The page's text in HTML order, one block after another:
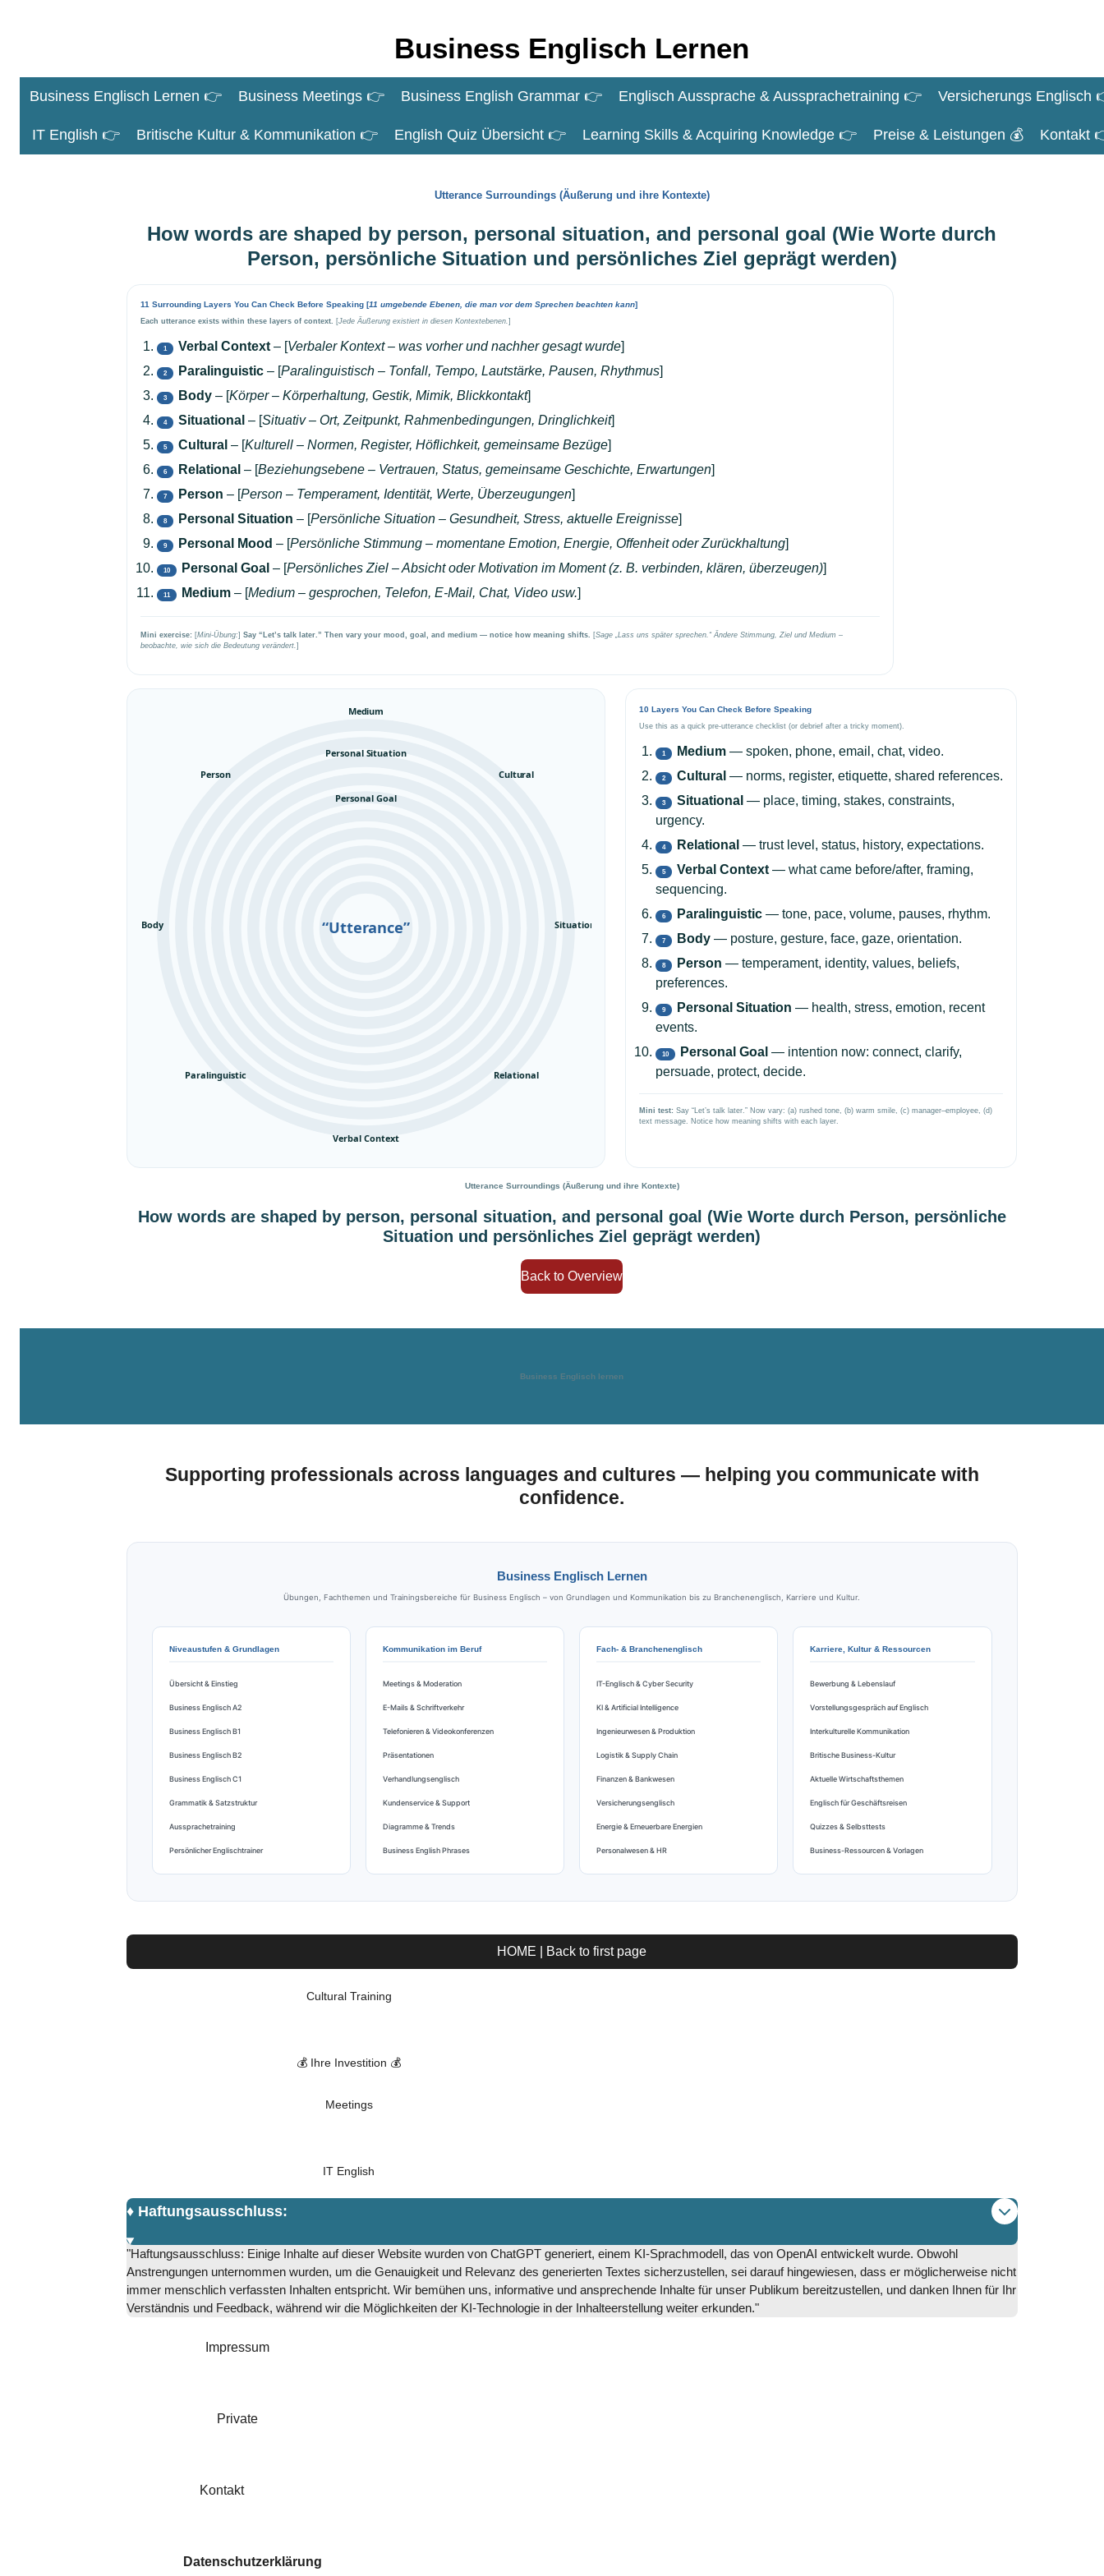
springen
Business Englisch Lernen
Business Englisch Lernen 👉 Business Meetings 👉 Business English Grammar 👉 Englisch Aussprache & Aussprachetraining 👉 Versicherungs Englisch
IT English 👉 Britische Kultur & Kommunikation 👉 English Quiz Übersicht 👉 Learning Skills & Acquiring Knowledge 👉 Preise & Leistungen 💰 Kontakt
Utterance Surroundings (Äußerung und ihre Kontexte)
How words are shaped by person, personal situation, and personal goal (Wie Worte durch
Person, persönliche Situation und persönliches Ziel geprägt werden)
11 Surrounding Layers You Can Check Before Speaking[11 umgebende Ebenen, die man vor dem Sprechen beachten kann]
Each utterance exists within these layers of context. [Jede Äußerung existiert in diesen Kontextebenen.]
1 Verbal Context– [Verbaler Kontext – was vorher und nachher gesagt wurde]
2 Paralinguistic– [Paralinguistisch – Tonfall, Tempo, Lautstärke, Pausen, Rhythmus]
3 Body– [Körper – Körperhaltung, Gestik, Mimik, Blickkontakt]
4 Situational – [Situativ – Ort, Zeitpunkt, Rahmenbedingungen, Dringlichkeit]
5 Cultural – [Kulturell – Normen, Register, Höflichkeit, gemeinsame Bezüge]
6 Relational – [Beziehungsebene – Vertrauen, Status, gemeinsame Geschichte, Erwartungen]
7 Person – [Person – Temperament, Identität, Werte, Überzeugungen]
8 Personal Situation – [Persönliche Situation – Gesundheit, Stress, aktuelle Ereignisse]
9 Personal Mood – [Persönliche Stimmung – momentane Emotion, Energie, Offenheit oder Zurückhaltung]
10 Personal Goal – [Persönliches Ziel – Absicht oder Motivation im Moment (z. B. verbinden, klären, überzeugen)]
11 Medium– [Medium – gesprochen, Telefon, E-Mail, Chat, Video usw.]
Mini exercise: [Mini-Übung:] Say “Let’s talk later.” Then vary your mood, goal, and medium — notice how meaning shifts. [Sage „Lass uns später sprechen.“ Ändere Stimmung, Ziel und Medium –
beobachte, wie sich die Bedeutung verändert.]
“Utterance”
Medium
Cultural
Situational
Relational
Verbal Context
Paralinguistic
Body
Person
Personal Situation
Personal Goal
10 Layers You Can Check Before Speaking
Use this as a quick pre-utterance checklist (or debrief after a tricky moment).
1 Medium — spoken, phone, email, chat, video.
2 Cultural — norms, register, etiquette, shared references.
3 Situational — place, timing, stakes, constraints,
urgency.
4 Relational — trust level, status, history, expectations.
5 Verbal Context — what came before/after, framing,
sequencing.
6 Paralinguistic — tone, pace, volume, pauses, rhythm.
7 Body — posture, gesture, face, gaze, orientation.
8 Person — temperament, identity, values, beliefs,
preferences.
9 Personal Situation — health, stress, emotion, recent
events.
10 Personal Goal — intention now: connect, clarify,
persuade, protect, decide.
Mini test: Say “Let’s talk later.” Now vary: (a) rushed tone, (b) warm smile, (c) manager–employee, (d)
text message. Notice how meaning shifts with each layer.
Utterance Surroundings (Äußerung und ihre Kontexte)
How words are shaped by person, personal situation, and personal goal (Wie Worte durch Person, persönliche
Situation und persönliches Ziel geprägt werden)
Back to Overview
Business Englisch lernen
Supporting professionals across languages and cultures — helping you communicate with
confidence.
Business Englisch Lernen
Übungen, Fachthemen und Trainingsbereiche für Business Englisch – von Grundlagen und Kommunikation bis zu Branchenenglisch, Karriere und Kultur.
Niveaustufen & Grundlagen
Übersicht & Einstieg
Business Englisch A2
Business Englisch B1
Business Englisch B2
Business Englisch C1
Grammatik & Satzstruktur
Aussprachetraining
Persönlicher Englischtrainer
Kommunikation im Beruf
Meetings & Moderation
E-Mails & Schriftverkehr
Telefonieren & Videokonferenzen
Präsentationen
Verhandlungsenglisch
Kundenservice & Support
Diagramme & Trends
Business English Phrases
Fach- & Branchenenglisch
IT-Englisch & Cyber Security
KI & Artificial Intelligence
Ingenieurwesen & Produktion
Logistik & Supply Chain
Finanzen & Bankwesen
Versicherungsenglisch
Energie & Erneuerbare Energien
Personalwesen & HR
Karriere, Kultur & Ressourcen
Bewerbung & Lebenslauf
Vorstellungsgespräch auf Englisch
Interkulturelle Kommunikation
Britische Business-Kultur
Aktuelle Wirtschaftsthemen
Englisch für Geschäftsreisen
Quizzes & Selbsttests
Business-Ressourcen & Vorlagen
HOME | Back to first page
Cultural Training
💰 Ihre Investition 💰
Meetings
IT English
♦️ Haftungsausschluss:
"Haftungsausschluss: Einige Inhalte auf dieser Website wurden von ChatGPT generiert, einem KI-Sprachmodell, das von OpenAI entwickelt wurde. Obwohl
Anstrengungen unternommen wurden, um die Genauigkeit und Relevanz des generierten Textes sicherzustellen, sei darauf hingewiesen, dass er möglicherweise nicht
immer menschlich verfassten Inhalten entspricht. Wir bemühen uns, informative und ansprechende Inhalte für unser Publikum bereitzustellen, und danken Ihnen für Ihr
Verständnis und Feedback, während wir die Möglichkeiten der KI-Technologie in der Inhalteerstellung weiter erkunden."
Impressum
Private
Kontakt
Datenschutzerklärung